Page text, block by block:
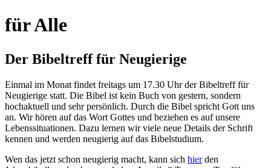
für Alle
Der Bibeltreff für Neugierige
Einmal im Monat findet freitags um 17.30 Uhr der Bibeltreff für
Neugierige statt. Die Bibel ist kein Buch von gestern, sondern
hochaktuell und sehr persönlich. Durch die Bibel spricht Gott uns
an. Wir hören auf das Wort Gottes und beziehen es auf unsere
Lebenssituationen. Dazu lernen wir viele neue Details der Schrift
kennen und werden neugierig auf das Bibelstudium.
Wen das jetzt schon neugierig macht, kann sich hierden